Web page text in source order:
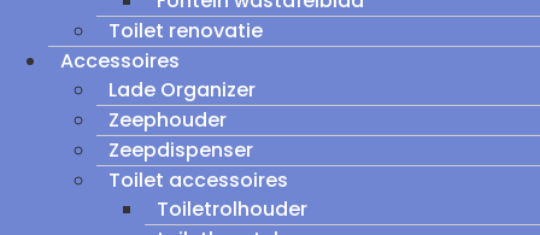
Toilet renovatie
Accessoires
Lade Organizer
Zeephouder
Zeepdispenser
Toilet accessoires
Toiletrolhouder